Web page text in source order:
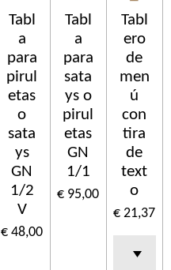
Tabl
a
para
pirul
etas
o
sata
ys
GN
1/2
V
€ 48,00
Tabl
a
para
sata
ys o
pirul
etas
GN
1/1
€ 95,00
Tabl
ero
de
men
ú
con
tira
de
text
o
€ 21,37